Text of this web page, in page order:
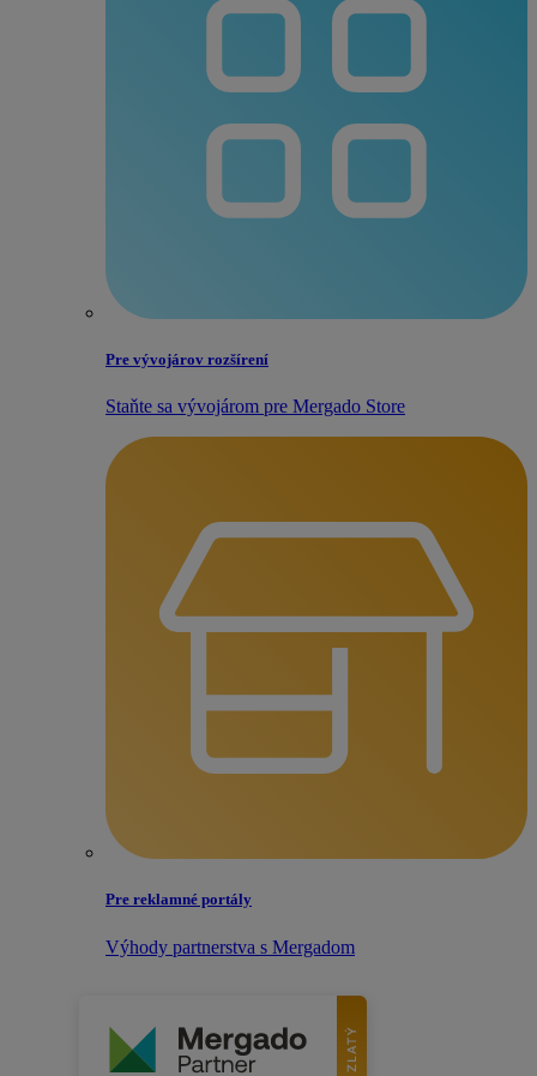
Pre vývojárov rozšírení
Staňte sa vývojárom pre Mergado Store
Pre reklamné portály
Výhody partnerstva s Mergadom